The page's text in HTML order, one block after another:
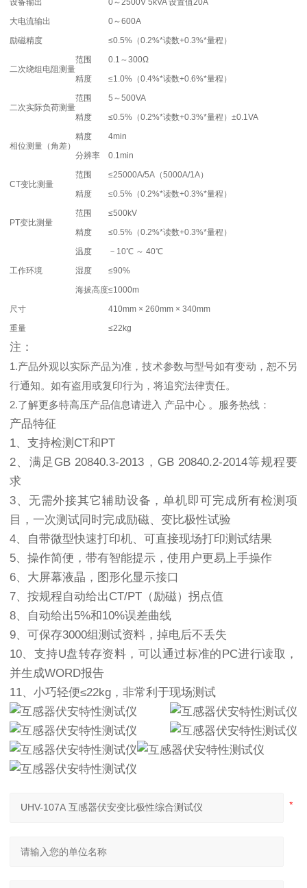
大电流输出
0～600A
励磁精度
≤0.5%（0.2%*读数+0.3%*量程）
二次绕组电阻测量
范围
0.1～300Ω
精度
≤1.0%（0.4%*读数+0.6%*量程）
二次实际负荷测量
范围
5～500VA
精度
≤0.5%（0.2%*读数+0.3%*量程）±0.1VA
相位测量（角差）
精度
4min
分辨率
0.1min
CT变比测量
范围
≤25000A/5A（5000A/1A）
精度
≤0.5%（0.2%*读数+0.3%*量程）
PT变比测量
范围
≤500kV
精度
≤0.5%（0.2%*读数+0.3%*量程）
工作环境
温度
－10℃ ～ 40℃
湿度
≤90%
海拔高度≤1000m
尺寸
410mm × 260mm × 340mm
重量
≤22kg
注：
1.产品外观以实际产品为准，技术参数与型号如有变动，恕不另
行通知。如有盗用或复印行为，将追究法律责任。
2.了解更多特高压产品信息请进入 产品中心 。服务热线：
产品特征
1、支持检测CT和PT
2、满足GB 20840.3-2013，GB 20840.2-2014等规程要
求
3、无需外接其它辅助设备，单机即可完成所有检测项
目，一次测试同时完成励磁、变比极性试验
4、自带微型快速打印机、可直接现场打印测试结果
5、操作简便，带有智能提示，使用户更易上手操作
6、大屏幕液晶，图形化显示接口
7、按规程自动给出CT/PT（励磁）拐点值
8、自动给出5%和10%误差曲线
9、可保存3000组测试资料，掉电后不丢失
10、支持U盘转存资料，可以通过标准的PC进行读取，
并生成WORD报告
11、小巧轻便≤22kg，非常利于现场测试